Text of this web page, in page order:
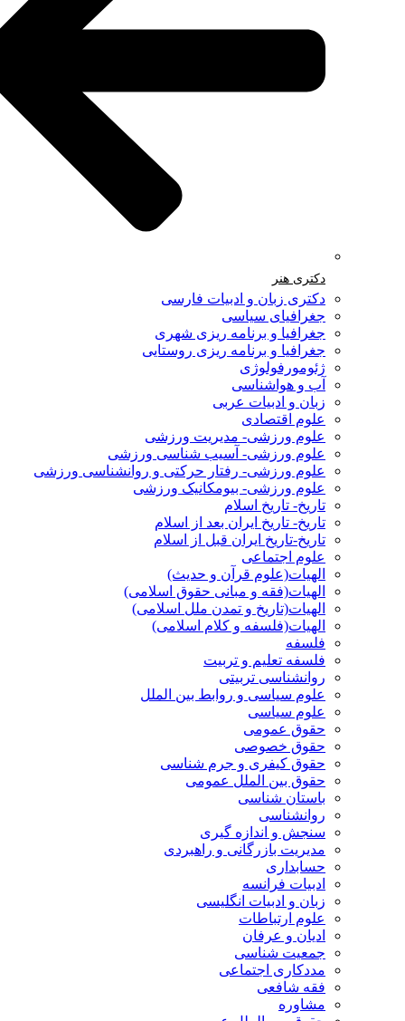
دکتری هنر
دکتری زبان و ادبیات فارسی
جغرافیای سیاسی
جغرافیا و برنامه ریزی شهری
جغرافیا و برنامه ریزی روستایی
ژئومورفولوژی
آب و هواشناسی
زبان و ادبیات عربی
علوم اقتصادی
علوم ورزشی- مدیریت ورزشی
علوم ورزشی- آسیب شناسی ورزشی
علوم ورزشی- رفتار حرکتی و روانشناسی ورزشی
علوم ورزشی- بیومکانیک ورزشی
تاریخ- تاریخ اسلام
تاریخ- تاریخ ایران بعد از اسلام
تاریخ-تاریخ ایران قبل از اسلام
علوم اجتماعی
الهیات(علوم قرآن و حدیث)
الهیات(فقه و مبانی حقوق اسلامی)
الهیات(تاریخ و تمدن ملل اسلامی)
الهیات(فلسفه و کلام اسلامی)
فلسفه
فلسفه تعلیم و تربیت
روانشناسی تربیتی
علوم سیاسی و روابط بین الملل
علوم سیاسی
حقوق عمومی
حقوق خصوصی
حقوق کیفری و جرم شناسی
حقوق بین الملل عمومی
باستان شناسی
روانشناسی
سنجش و اندازه گیری
مدیریت بازرگانی و راهبردی
حسابداری
ادبیات فرانسه
زبان و ادبیات انگلیسی
علوم ارتباطات
ادیان و عرفان
جمعیت شناسی
مددکاری اجتماعی
فقه شافعی
مشاوره